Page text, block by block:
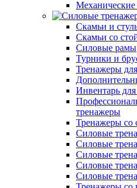
Механические
Скамьи и
Скамьи со
Силовые рамы
Турники и
Тренажеры
Инвентарь
тренажеры
Тренажеры со
Силовые
Силовые
Силовые
Силовые
Силовые